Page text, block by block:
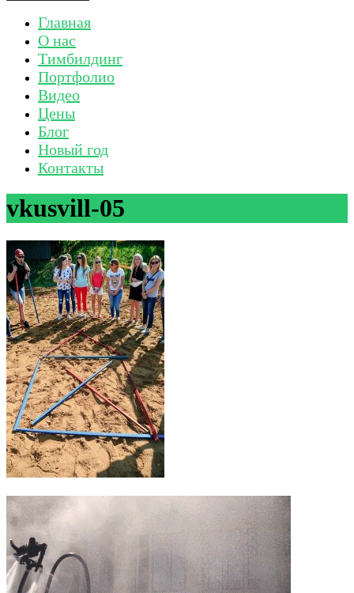
Главная
О нас
Тимбилдинг
Портфолио
Видео
Цены
Блог
Новый год
Контакты
vkusvill-05